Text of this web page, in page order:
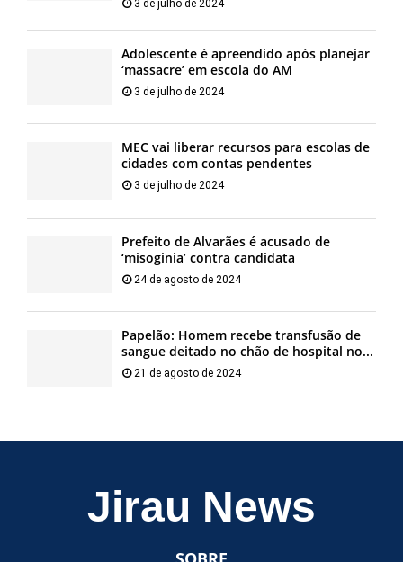
3 de julho de 2024
Adolescente é apreendido após planejar
‘massacre’ em escola do AM
3 de julho de 2024
MEC vai liberar recursos para escolas de
cidades com contas pendentes
3 de julho de 2024
Prefeito de Alvarães é acusado de
‘misoginia’ contra candidata
24 de agosto de 2024
Papelão: Homem recebe transfusão de
sangue deitado no chão de hospital no...
21 de agosto de 2024
Jirau News